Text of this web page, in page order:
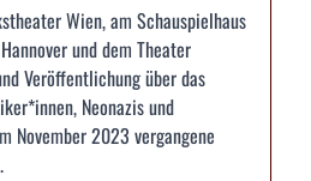
Wien, am Schauspielhaus
und dem Theater
Veröffentlichung über das
Neonazis und
November 2023 vergangene